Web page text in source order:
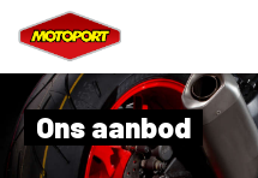
Ons aanbod